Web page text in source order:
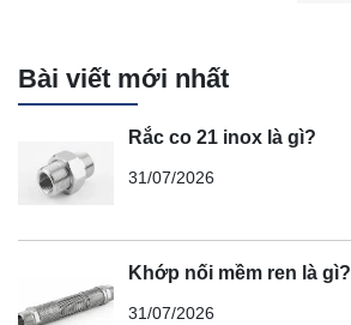
Bài viết mới nhất
Rắc co 21 inox là gì?
31/07/2026
Khớp nối mềm ren là gì?
31/07/2026